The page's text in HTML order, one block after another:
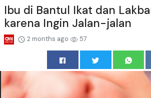
Ibu di Bantul Ikat dan
karena Ingin Jalan-jalan
2 months ago 57